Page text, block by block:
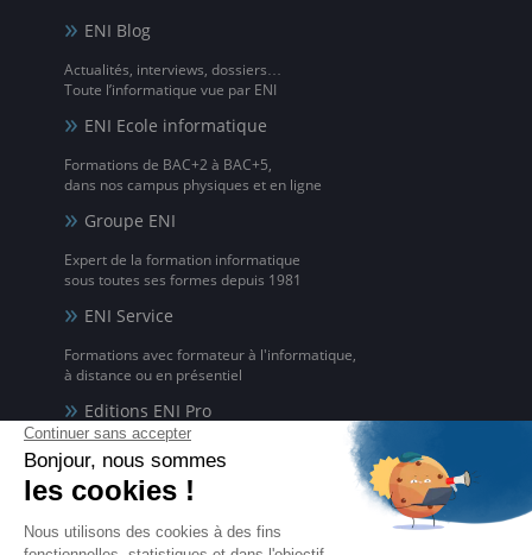
ENI Blog
Actualités, interviews, dossiers…
Toute l’informatique vue par ENI
ENI Ecole informatique
Formations de BAC+2 à BAC+5,
dans nos campus physiques et en ligne
Groupe ENI
Expert de la formation informatique
sous toutes ses formes depuis 1981
ENI Service
Formations avec formateur à l'informatique,
à distance ou en présentiel
Editions ENI Pro
pour les organismes de formation
ENI elearning
La solution de formation à l'informatique en ligne,